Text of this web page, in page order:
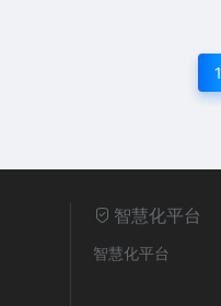
1
智慧化平台
智慧化平台